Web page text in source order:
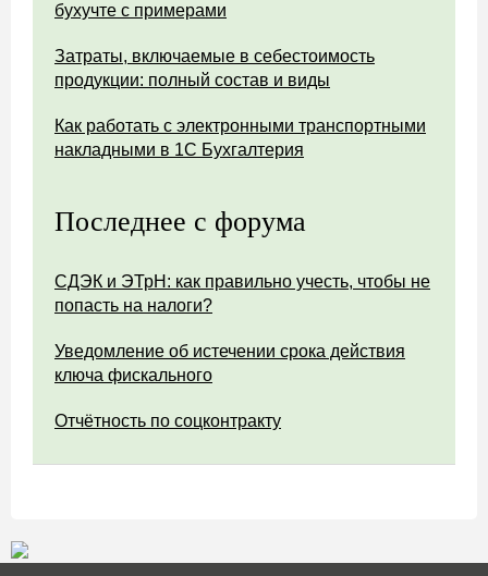
бухучте с примерами
Затраты, включаемые в себестоимость
продукции: полный состав и виды
Как работать с электронными транспортными
накладными в 1С Бухгалтерия
Последнее с форума
СДЭК и ЭТрН: как правильно учесть, чтобы не
попасть на налоги?
Уведомление об истечении срока действия
ключа фискального
Отчётность по соцконтракту